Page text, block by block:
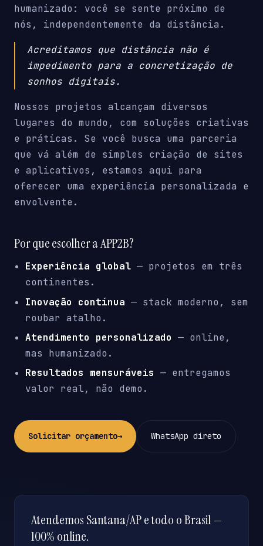
humanizado: você se sente próximo de
nós, independentemente da distância.
Acreditamos que distância não é
impedimento para a concretização de
sonhos digitais.
Nossos projetos alcançam diversos
lugares do mundo, com soluções criativas
e práticas. Se você busca uma parceria
que vá além de simples criação de sites
e aplicativos, estamos aqui para
oferecer uma experiência personalizada e
envolvente.
Por que escolher a APP2B?
Experiência global — projetos em três
continentes.
Inovação contínua — stack moderno, sem
roubar atalho.
Atendimento personalizado — online,
mas humanizado.
Resultados mensuráveis — entregamos
valor real, não demo.
Solicitar orçamento→ WhatsApp direto
Atendemos Santana/AP e todo o Brasil —
100% online.